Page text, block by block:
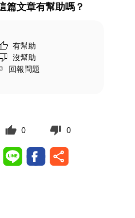
篇文章有幫助嗎？
有幫助
沒幫助
回報問題
0 0